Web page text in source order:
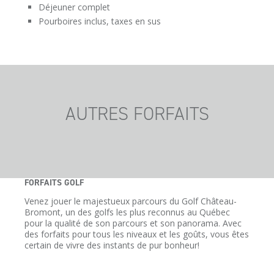
Déjeuner complet
Pourboires inclus, taxes en sus
AUTRES FORFAITS
FORFAITS GOLF
Venez jouer le majestueux parcours du Golf Château-
Bromont, un des golfs les plus reconnus au Québec
pour la qualité de son parcours et son panorama. Avec
des forfaits pour tous les niveaux et les goûts, vous êtes
certain de vivre des instants de pur bonheur!